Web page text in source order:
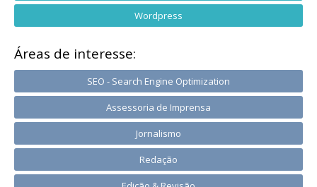
Wordpress
Áreas de interesse:
SEO - Search Engine Optimization
Assessoria de Imprensa
Jornalismo
Redação